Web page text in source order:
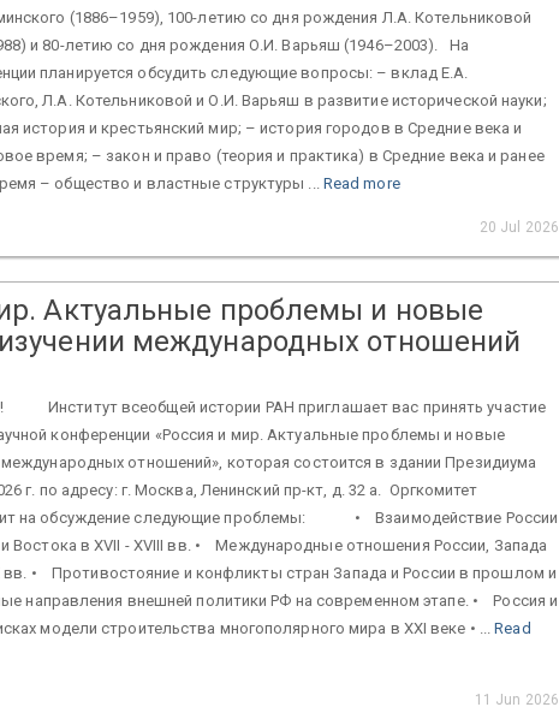
(1886–1959), 100-летию со дня рождения Л.А. Котельниковой
и 80-летию со дня рождения О.И. Варьяш (1946–2003). На
планируется обсудить следующие вопросы: – вклад Е.А.
Л.А. Котельниковой и О.И. Варьяш в развитие исторической науки;
история и крестьянский мир; – история городов в Средние века и
время; – закон и право (теория и практика) в Средние века и ранее
– общество и властные структуры ... Read more
20 Jul 2026
Актуальные проблемы и новые
международных отношений
Институт всеобщей истории РАН приглашает вас принять участие
конференции «Россия и мир. Актуальные проблемы и новые
отношений», которая состоится в здании Президиума
г. по адресу: г. Москва, Ленинский пр-кт, д. 32 а. Оргкомитет
на обсуждение следующие проблемы: • Взаимодействие России
Востока в XVII - XVIII вв. • Международные отношения России, Запада
вв. • Противостояние и конфликты стран Запада и России в прошлом и
направления внешней политики РФ на современном этапе. • Россия и
модели строительства многополярного мира в XXI веке • ...Read
11 Jun 2026